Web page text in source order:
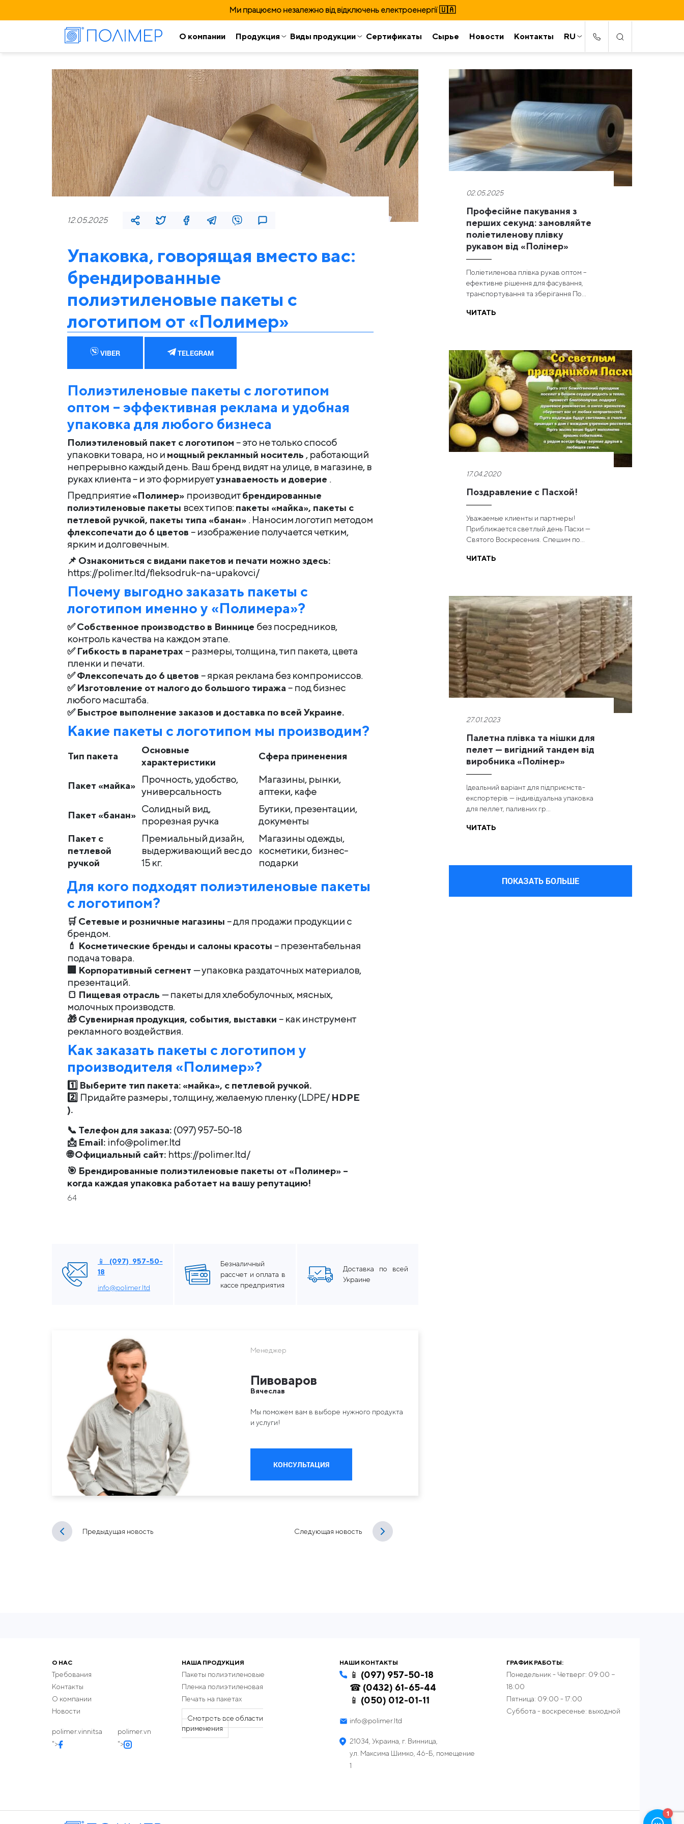
Ми працюємо незалежно від відключень електроенергії 🇺🇦
О компании Продукция Виды продукции Сертификаты Сырье Новости Контакты RU
12.05.2025
Упаковка, говорящая вместо вас:
брендированные
полиэтиленовые пакеты с
логотипом от «Полимер»
VIBER TELEGRAM
Полиэтиленовые пакеты с логотипом
оптом – эффективная реклама и удобная
упаковка для любого бизнеса
Полиэтиленовый пакет с логотипом – это не только способ
упаковки товара, но и мощный рекламный носитель , работающий
непрерывно каждый день. Ваш бренд видят на улице, в магазине, в
руках клиента – и это формируетузнаваемость и доверие .
Предприятие«Полимер» производитбрендированные
полиэтиленовые пакеты всех типов:пакеты «майка», пакеты с
петлевой ручкой, пакеты типа «банан» . Наносим логотип методом
флексопечати до 6 цветов – изображение получается четким,
ярким и долговечным.
📌 Ознакомиться с видами пакетов и печати можно здесь:
https://polimer.ltd/fleksodruk-na-upakovci/
Почему выгодно заказать пакеты с
логотипом именно у «Полимера»?
✅Собственное производство в Виннице без посредников,
контроль качества на каждом этапе.
✅Гибкость в параметрах – размеры, толщина, тип пакета, цвета
пленки и печати.
✅Флексопечать до 6 цветов – яркая реклама без компромиссов.
✅Изготовление от малого до большого тиража – под бизнес
любого масштаба.
✅Быстрое выполнение заказов и доставка по всей Украине.
Какие пакеты с логотипом мы производим?
Тип пакета
Основные
характеристики
Сфера применения
Пакет «майка»
Прочность, удобство,
универсальность
Магазины, рынки,
аптеки, кафе
Пакет «банан»
Солидный вид,
прорезная ручка
Бутики, презентации,
документы
Пакет с
петлевой
ручкой
Премиальный дизайн,
выдерживающий вес до
15 кг.
Магазины одежды,
косметики, бизнес-
подарки
Для кого подходят полиэтиленовые пакеты
с логотипом?
🛒Сетевые и розничные магазины – для продажи продукции с
брендом.
💄 Косметические бренды и салоны красоты – презентабельная
подача товара.
🏢 Корпоративный сегмент — упаковка раздаточных материалов,
презентаций.
🍞 Пищевая отрасль — пакеты для хлебобулочных, мясных,
молочных производств.
🎁Сувенирная продукция, события, выставки – как инструмент
рекламного воздействия.
Как заказать пакеты с логотипом у
производителя «Полимер»?
1️⃣ Выберите тип пакета: «майка», с петлевой ручкой.
2️⃣ Придайте размеры , толщину, желаемую пленку (LDPE/ HDPE
).
📞 Телефон для заказа: (097) 957-50-18
📩 Email: info@polimer.ltd
🌐Официальный сайт: https://polimer.ltd/
🎯 Брендированные полиэтиленовые пакеты от «Полимер» –
когда каждая упаковка работает на вашу репутацию!
64
📱 (097) 957-50-
18
info@polimer.ltd
Безналичный
рассчет и оплата в
кассе предприятия
Доставка по всей
Украине
Менеджер
Пивоваров
Вячеслав
Мы поможем вам в выборе нужного продукта
и услуги!
КОНСУЛЬТАЦИЯ
Предыдущая новость Следующая новость
02.05.2025
Професійне пакування з
перших секунд: замовляйте
поліетиленову плівку
рукавом від «Полімер»
Поліетиленова плівка рукав оптом –
ефективне рішення для фасування,
транспортування та зберігання По...
ЧИТАТЬ
17.04.2020
Поздравление с Пасхой!
Уважаемые клиенты и партнеры!
Приближается светлый день Пасхи —
Святого Воскресения. Спешим по...
ЧИТАТЬ
27.01.2023
Палетна плівка та мішки для
пелет — вигідний тандем від
виробника «Полімер»
Ідеальний варіант для підприємств-
експортерів — індивідуальна упаковка
для пеллет, паливних гр...
ЧИТАТЬ
ПОКАЗАТЬ БОЛЬШЕ
О НАС
Требования
Контакты
О компании
Новости
polimer.vinnitsa
">
polimer.vn
">
НАША ПРОДУКЦИЯ
Пакеты полиэтиленовые
Пленка полиэтиленовая
Печать на пакетах
Смотреть все области
применения
НАШИ КОНТАКТЫ
📱 (097) 957-50-18
☎ (0432) 61-65-44
📱 (050) 012-01-11
info@polimer.ltd
21034, Украина, г. Винница,
ул. Максима Шимко, 46-Б, помещение
1
ГРАФИК РАБОТЫ:
Понедельник - Четверг: 09:00 −
18:00
Пятница: 09:00 - 17:00
Суббота - воскресенье: выходной